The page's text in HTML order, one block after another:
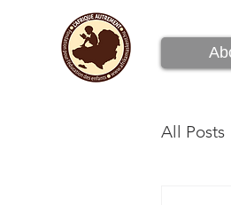
All Posts